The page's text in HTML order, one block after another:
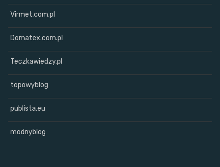
Virmet.com.pl
Domatex.com.pl
Teczkawiedzy.pl
topowyblog
publista.eu
modnyblog